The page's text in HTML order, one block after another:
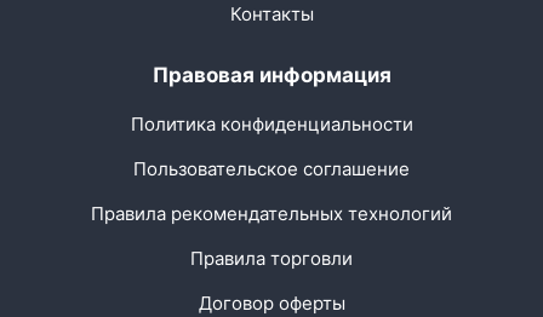
Контакты
Правовая информация
Политика конфиденциальности
Пользовательское соглашение
Правила рекомендательных технологий
Правила торговли
Договор оферты